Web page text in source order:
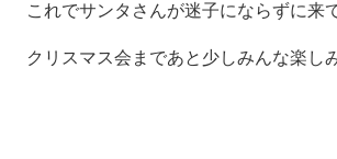
これでサンタさんが迷子にならずに来
クリスマス会まであと少しみんな楽し